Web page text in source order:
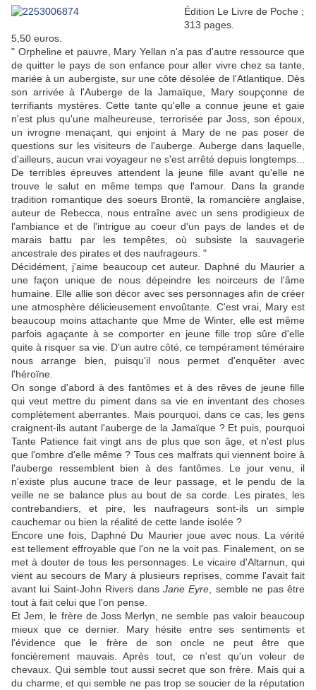
Édition Le Livre de Poche ;
313 pages.
5,50 euros.
" Orpheline et pauvre, Mary Yellan n'a pas d'autre ressource que
de quitter le pays de son enfance pour aller vivre chez sa tante,
mariée à un aubergiste, sur une côte désolée de l'Atlantique. Dès
son arrivée à l'Auberge de la Jamaïque, Mary soupçonne de
terrifiants mystères. Cette tante qu'elle a connue jeune et gaie
n'est plus qu'une malheureuse, terrorisée par Joss, son époux,
un ivrogne menaçant, qui enjoint à Mary de ne pas poser de
questions sur les visiteurs de l'auberge. Auberge dans laquelle,
d'ailleurs, aucun vrai voyageur ne s'est arrêté depuis longtemps...
De terribles épreuves attendent la jeune fille avant qu'elle ne
trouve le salut en même temps que l'amour. Dans la grande
tradition romantique des soeurs Brontë, la romancière anglaise,
auteur de Rebecca, nous entraîne avec un sens prodigieux de
l'ambiance et de l'intrigue au coeur d'un pays de landes et de
marais battu par les tempêtes, où subsiste la sauvagerie
ancestrale des pirates et des naufrageurs. "
Décidément, j'aime beaucoup cet auteur. Daphné du Maurier a
une façon unique de nous dépeindre les noirceurs de l'âme
humaine. Elle allie son décor avec ses personnages afin de créer
une atmosphère délicieusement envoûtante. C'est vrai, Mary est
beaucoup moins attachante que Mme de Winter, elle est même
parfois agaçante à se comporter en jeune fille trop sûre d'elle
quite à risquer sa vie. D'un autre côté, ce tempérament téméraire
nous arrange bien, puisqu'il nous permet d'enquêter avec
l'héroïne.
On songe d'abord à des fantômes et à des rêves de jeune fille
qui veut mettre du piment dans sa vie en inventant des choses
complètement aberrantes. Mais pourquoi, dans ce cas, les gens
craignent-ils autant l'auberge de la Jamaïque ? Et puis, pourquoi
Tante Patience fait vingt ans de plus que son âge, et n'est plus
que l'ombre d'elle même ? Tous ces malfrats qui viennent boire à
l'auberge ressemblent bien à des fantômes. Le jour venu, il
n'existe plus aucune trace de leur passage, et le pendu de la
veille ne se balance plus au bout de sa corde. Les pirates, les
contrebandiers, et pire, les naufrageurs sont-ils un simple
cauchemar ou bien la réalité de cette lande isolée ?
Encore une fois, Daphné Du Maurier joue avec nous. La vérité
est tellement effroyable que l'on ne la voit pas. Finalement, on se
met à douter de tous les personnages. Le vicaire d'Altarnun, qui
vient au secours de Mary à plusieurs reprises, comme l'avait fait
avant lui Saint-John Rivers dans Jane Eyre , semble ne pas être
tout à fait celui que l'on pense.
Et Jem, le frère de Joss Merlyn, ne semble pas valoir beaucoup
mieux que ce dernier. Mary hésite entre ses sentiments et
l'évidence que le frère de son oncle ne peut être que
foncièrement mauvais. Après tout, ce n'est qu'un voleur de
chevaux. Qui semble tout aussi secret que son frère. Mais qui a
du charme, et qui semble ne pas trop se soucier de la réputation